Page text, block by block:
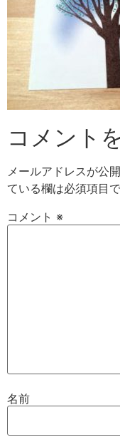
コメント
メールアドレスが公
ている欄は必須項目
コメント ※
名前